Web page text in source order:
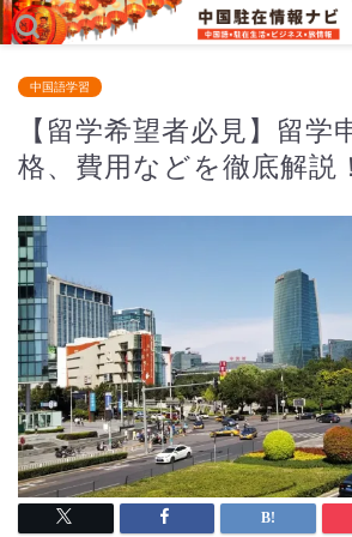
中国語学習
【留学希望者必見】留学
格、費用などを徹底解説！